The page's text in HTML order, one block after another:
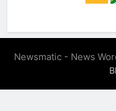
Newsmatic - News